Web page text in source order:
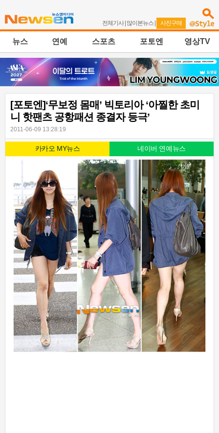
전체기사| 많이본뉴스 | 사진구매
뉴스 연예 스포츠 포토엔 영상TV
[포토엔]‘무보정 몸매’ 빅토리아 ‘아찔한 초미
니 핫팬츠 공항패션 종결자 등극’
2011-06-09 13:28:19
카카오 MY뉴스 네이버 연예뉴스